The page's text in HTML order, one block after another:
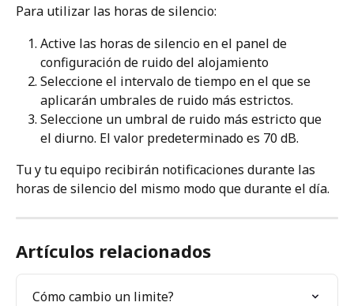
Para utilizar las horas de silencio:
Active las horas de silencio en el panel de
configuración de ruido del alojamiento
Seleccione el intervalo de tiempo en el que se
aplicarán umbrales de ruido más estrictos.
Seleccione un umbral de ruido más estricto que
el diurno. El valor predeterminado es 70 dB.
Tu y tu equipo recibirán notificaciones durante las
horas de silencio del mismo modo que durante el día.
Artículos relacionados
Cómo cambio un limite?